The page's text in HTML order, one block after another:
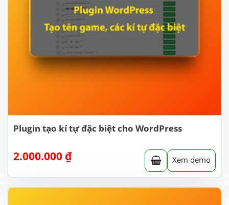
Plugin tạo kí tự đặc biệt cho WordPress
2.000.000 ₫ Xem demo